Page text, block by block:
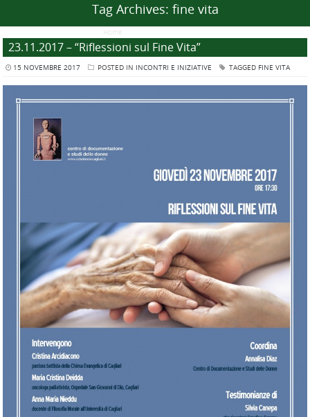
Tag Archives: fine vita
Home
23.11.2017 – “Riflessioni sul Fine Vita”
15 NOVEMBRE 2017 POSTED IN INCONTRI E INIZIATIVE TAGGED FINE VITA